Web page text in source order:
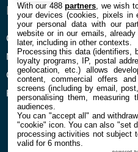
ENTREPRISE
Qui sommes nous
Mentions légales et CGU
Confidentialité et Cookies
Préférences cookies
With our 488partners , we wish
your devices (cookies, pixels in
your personal data with our
website or in our emails,
later, including in other contexts.
Processing this data (identifiers,
loyalty programs, IP, postal
geolocation, etc.) allows
content, commercial offers
screens (including by email,
personalising them, measuring
audiences.
You can "accept all" and
"cookie" icon. You can also "set
processing activities not subject
valid for 6 months.